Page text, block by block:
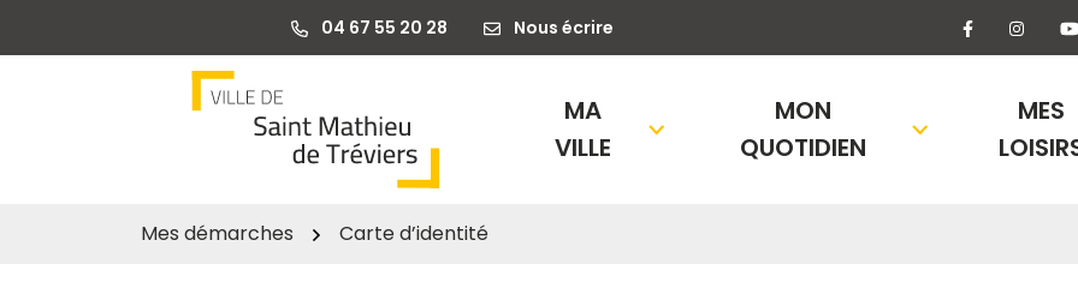
04 67 55 20 28 Nous écrire Lien vers le
Lien
MA
VILLE
MON
QUOTIDIEN
MES
Mes démarches Carte d’identité